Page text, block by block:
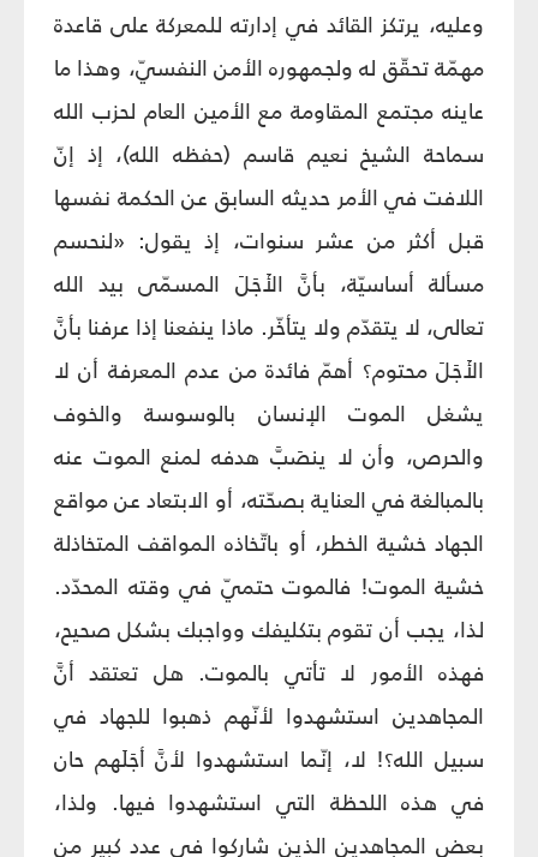
وعليه، يرتكز القائد في إدارته للمعركة على قاعدة
مهمّة تحقّق له ولجمهوره الأمن النفسيّ، وهذا ما
عاينه مجتمع المقاومة مع الأمين العام لحزب الله
سماحة الشيخ نعيم قاسم (حفظه الله)، إذ إنّ
اللافت في الأمر حديثه السابق عن الحكمة نفسها
قبل أكثر من عشر سنوات، إذ يقول: «لنحسم
مسألة أساسيّة، بأنَّ الأَجَلَ المسمّى بيد الله
تعالى، لا يتقدّم ولا يتأخّر. ماذا ينفعنا إذا عرفنا بأنَّ
الأَجَلَ محتوم؟ أهمّ فائدة من عدم المعرفة أن لا
يشغل الموت الإنسان بالوسوسة والخوف
والحرص، وأن لا ينصَبَّ هدفه لمنع الموت عنه
بالمبالغة في العناية بصحّته، أو الابتعاد عن مواقع
الجهاد خشية الخطر، أو باتّخاذه المواقف المتخاذلة
خشية الموت! فالموت حتميّ في وقته المحدّد.
لذا، يجب أن تقوم بتكليفك وواجبك بشكل صحيح،
فهذه الأمور لا تأتي بالموت. هل تعتقد أنَّ
المجاهدين استشهدوا لأنّهم ذهبوا للجهاد في
سبيل الله؟! لا، إنّما استشهدوا لأنَّ أجَلَهم حان
في هذه اللحظة التي استشهدوا فيها. ولذا،
بعض المجاهدين الذين شاركوا في عدد كبير من